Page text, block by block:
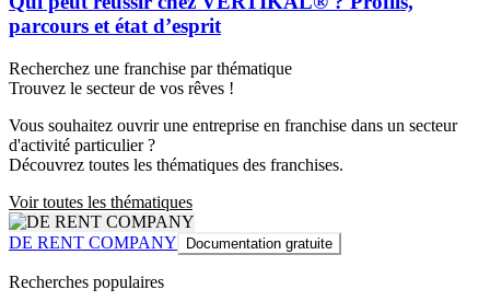
parcours et état d’esprit
Recherchez une franchise par thématique
Trouvez le secteur de vos rêves !
Vous souhaitez ouvrir une entreprise en franchise dans un secteur
d'activité particulier ?
Découvrez toutes les thématiques des franchises.
Voir toutes les thématiques
DE RENT COMPANY Documentation gratuite
Recherches populaires